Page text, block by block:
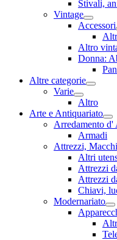
Stivali,
Vintage
Accessori
Altro
Donna:
Altre categorie
Varie
Altro
Arte e Antiquariato
Arredamento d'
Armadi
Attrezzi,
Altri
Attrezzi
Attrezzi
Chiavi,
Modernariato